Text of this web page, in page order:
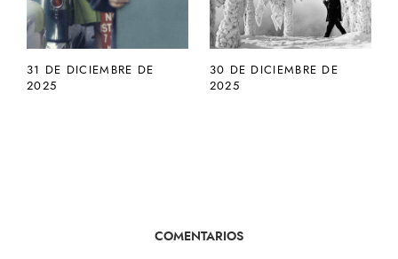
31 DE DICIEMBRE DE
2025
30 DE DICIEMBRE DE
2025
COMENTARIOS